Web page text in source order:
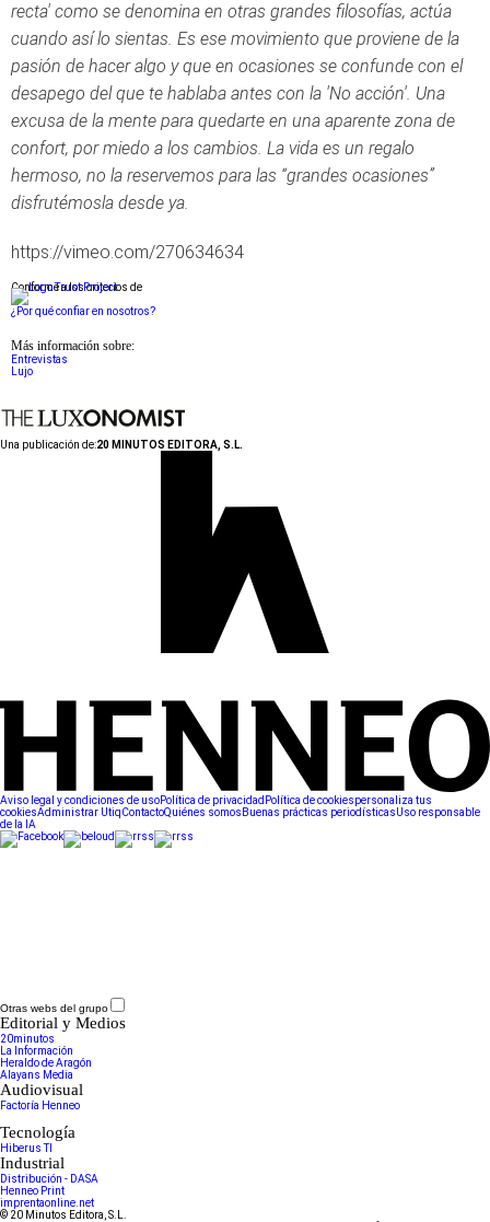
recta' como se denomina en otras grandes filosofías, actúa
cuando así lo sientas. Es ese movimiento que proviene de la
pasión de hacer algo y que en ocasiones se confunde con el
desapego del que te hablaba antes con la 'No acción'. Una
excusa de la mente para quedarte en una aparente zona de
confort, por miedo a los cambios. La vida es un regalo
hermoso, no la reservemos para las “grandes ocasiones”
disfrutémosla desde ya.
https://vimeo.com/270634634
Conforme a los criterios de
¿Por qué confiar en nosotros?
Más información sobre:
Entrevistas
Lujo
Una publicación de:20 MINUTOS EDITORA, S.L.
Aviso legal y condiciones de usoPolítica de privacidad Política de cookiespersonaliza tus
cookiesAdministrar UtiqContactoQuiénes somos Buenas prácticas periodísticasUso responsable
de la IA
Otras webs del grupo
Editorial y Medios
20minutos
La Información
Heraldo de Aragón
Alayans Media
Audiovisual
Factoría Henneo
Tecnología
Hiberus TI
Industrial
Distribución - DASA
Henneo Print
imprentaonline.net
© 20 Minutos Editora, S.L.